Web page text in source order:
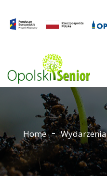
Home Wydarzenia